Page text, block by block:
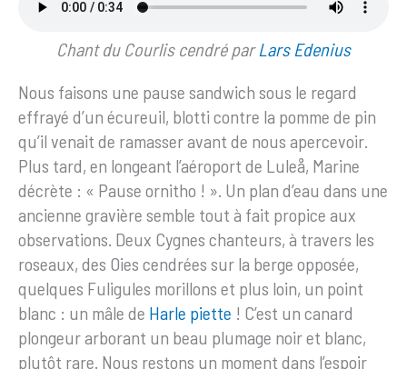
Chant du Courlis cendré parLars Edenius
Nous faisons une pause sandwich sous le regard
effrayé d’un écureuil, blotti contre la pomme de pin
qu’il venait de ramasser avant de nous apercevoir.
Plus tard, en longeant l’aéroport de Luleå, Marine
décrète : « Pause ornitho ! ». Un plan d’eau dans une
ancienne gravière semble tout à fait propice aux
observations. Deux Cygnes chanteurs, à travers les
roseaux, des Oies cendrées sur la berge opposée,
quelques Fuligules morillons et plus loin, un point
blanc : un mâle de Harle piette ! C’est un canard
plongeur arborant un beau plumage noir et blanc,
plutôt rare. Nous restons un moment dans l’espoir